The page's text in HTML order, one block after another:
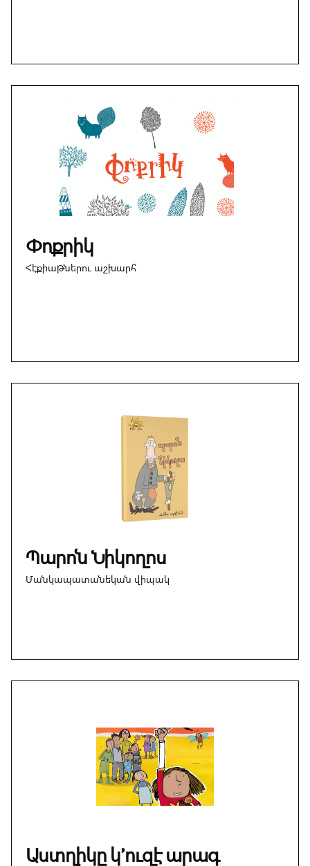
Փոքրիկ
Հէքիաթներու աշխարհ
Պարոն Նիկողոս
Մանկապատանեկան վիպակ
Աստղիկը կ՚ուզէ արագ